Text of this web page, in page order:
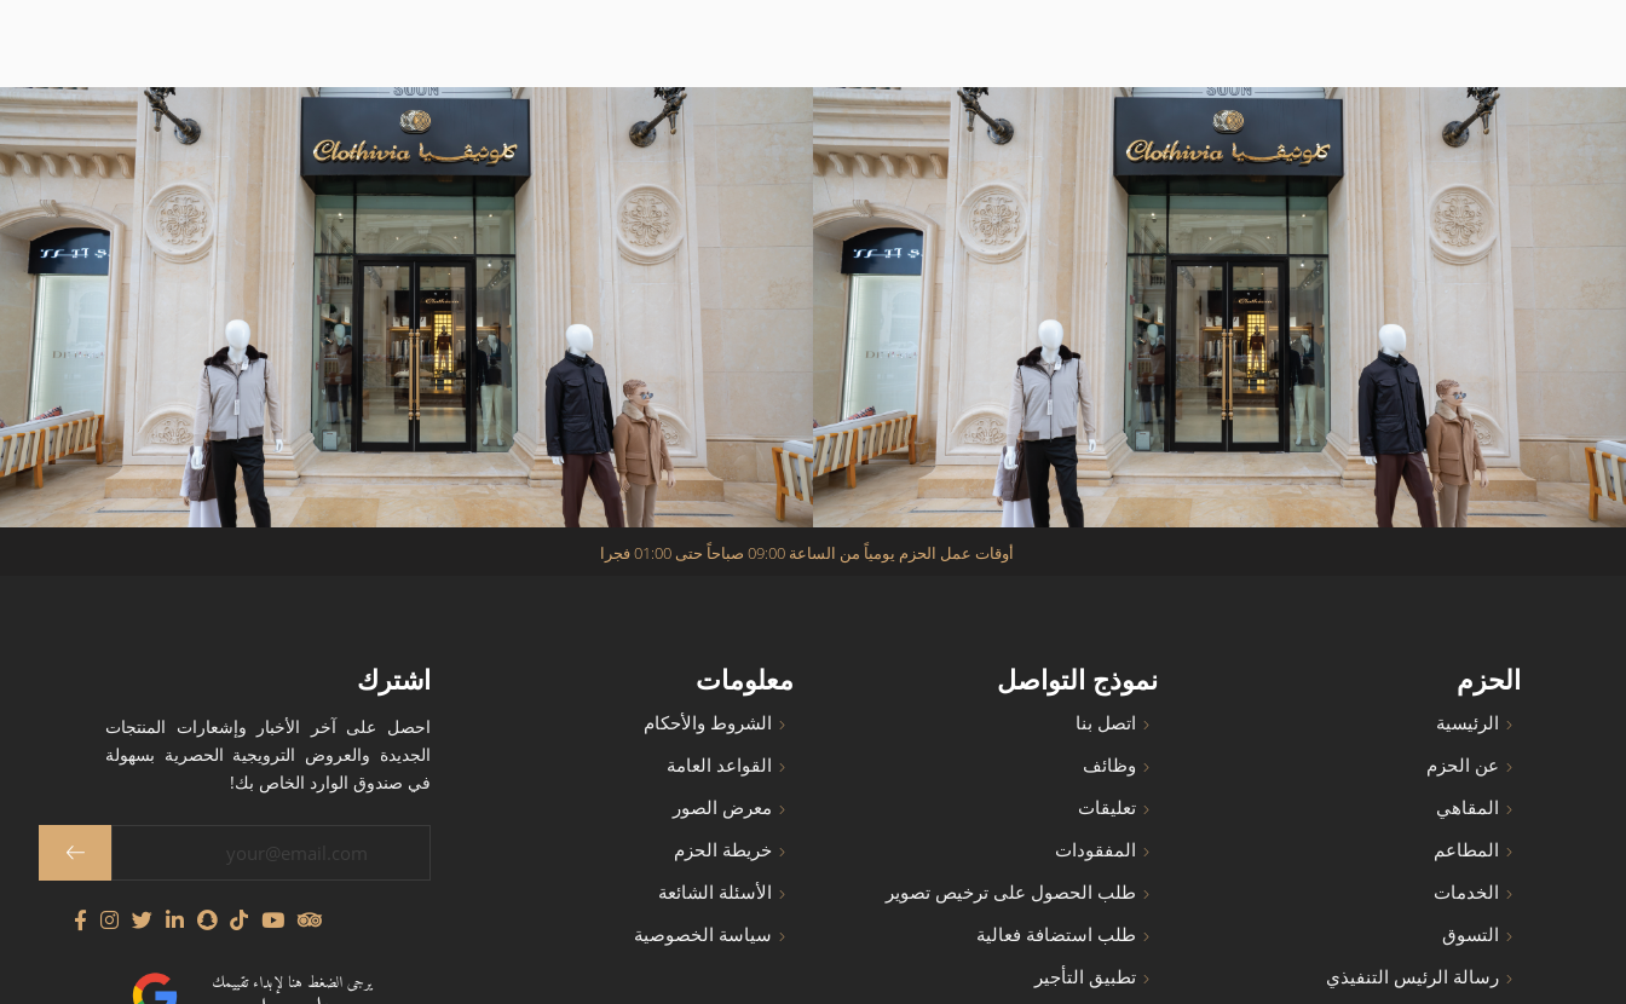
أوقات عمل الحزم يومياً من الساعة 09:00 صباحاً حتى 01:00 فجرا
الحزم
الرئيسية
عن الحزم
المقاهي
المطاعم
الخدمات
التسوق
رسالة الرئيس التنفيذي
نموذج التواصل
اتصل بنا
وظائف
تعليقات
المفقودات
طلب الحصول على ترخيص تصوير
طلب استضافة فعالية
تطبيق التأجير
معلومات
الشروط والأحكام
القواعد العامة
معرض الصور
خريطة الحزم
الأسئلة الشائعة
سياسة الخصوصية
اشترك
احصل على آخر الأخبار وإشعارات المنتجات
الجديدة والعروض الترويجية الحصرية بسهولة
في صندوق الوارد الخاص بك!
يرجى الضغط هنا لإبداء تقييمك